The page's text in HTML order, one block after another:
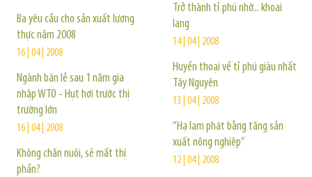
Ba yêu cầu cho sản xuất lương
thực năm 2008
16 | 04 | 2008
Ngành bán lẻ sau 1 năm gia
nhập WTO - Hụt hơi trước thị
trường lớn
16 | 04 | 2008
Không chăn nuôi, sẽ mất thị
phần?
Trở thành tỉ phú nhờ... khoai
lang
14 | 04 | 2008
Huyền thoại về tỉ phú giàu nhất
Tây Nguyên
13 | 04 | 2008
“Hạ lạm phát bằng tăng sản
xuất nông nghiệp”
12 | 04 | 2008